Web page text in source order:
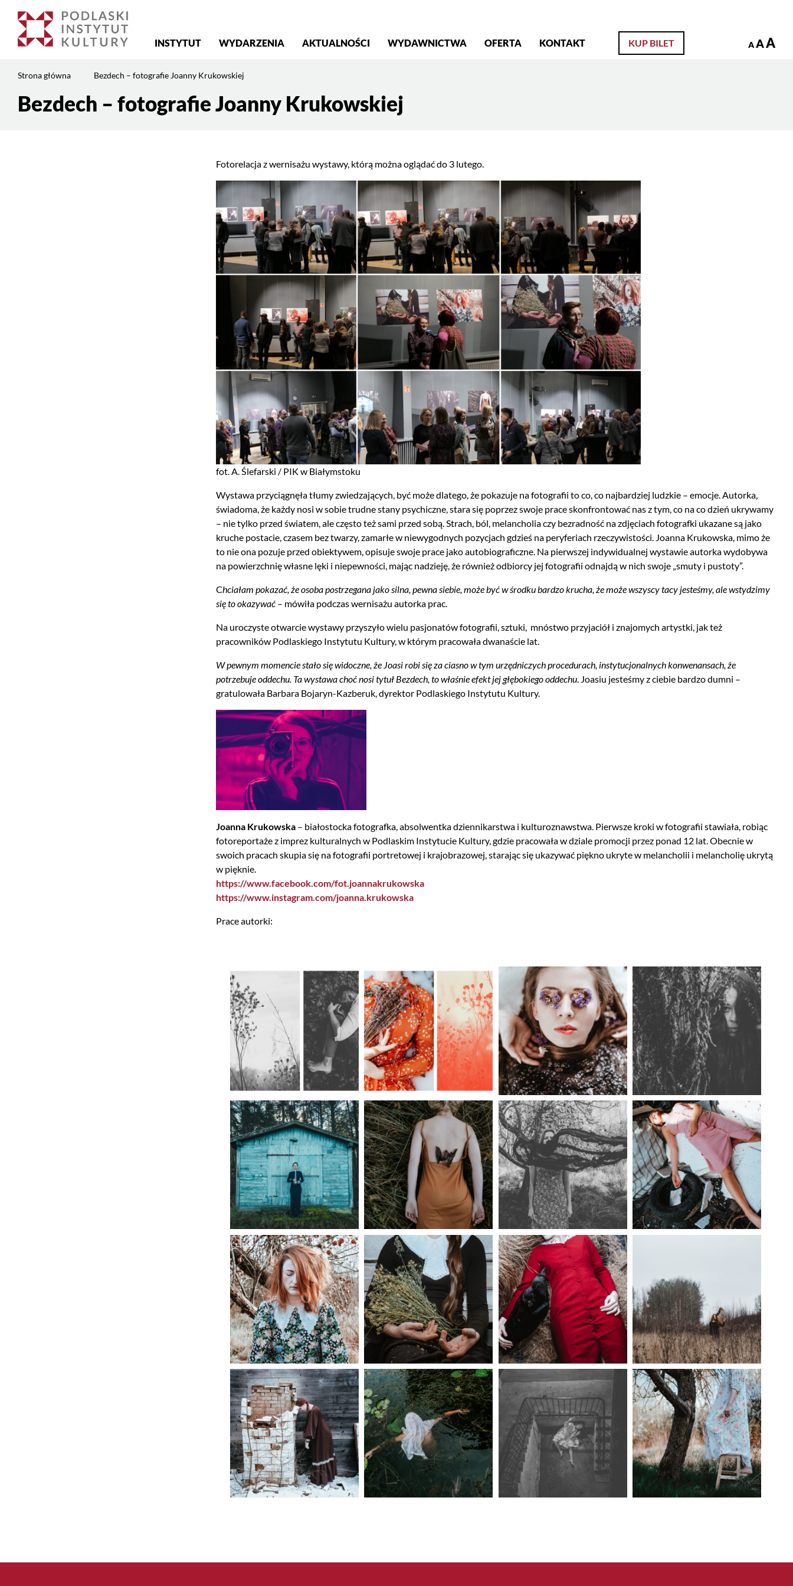
stronie:
Bezdech
główne
INSTYTUT WYDARZENIA AKTUALNOŚCI WYDAWNICTWA OFERTA KONTAKT KUP BILET A AA
Strona główna Bezdech – fotografie Joanny Krukowskiej
Treść
stronyBezdech – fotografie Joanny Krukowskiej
Fotorelacja z wernisażu wystawy, którą można oglądać do 3 lutego.
fot. A. Ślefarski / PIK w Białymstoku
Wystawa przyciągnęła tłumy zwiedzających, być może dlatego, że pokazuje na fotografii to co, co najbardziej ludzkie – emocje. Autorka,
świadoma, że każdy nosi w sobie trudne stany psychiczne, stara się poprzez swoje prace skonfrontować nas z tym, co na co dzień ukrywamy
– nie tylko przed światem, ale często też sami przed sobą. Strach, ból, melancholia czy bezradność na zdjęciach fotografki ukazane są jako
kruche postacie, czasem bez twarzy, zamarłe w niewygodnych pozycjach gdzieś na peryferiach rzeczywistości. Joanna Krukowska, mimo że
to nie ona pozuje przed obiektywem, opisuje swoje prace jako autobiograficzne. Na pierwszej indywidualnej wystawie autorka wydobywa
na powierzchnię własne lęki i niepewności, mając nadzieję, że również odbiorcy jej fotografii odnajdą w nich swoje „smuty i pustoty”.
Chciałam pokazać, że osoba postrzegana jako silna, pewna siebie, może być w środku bardzo krucha, że może wszyscy tacy jesteśmy, ale wstydzimy
się to okazywać – mówiła podczas wernisażu autorka prac.
Na uroczyste otwarcie wystawy przyszyło wielu pasjonatów fotografii, sztuki, mnóstwo przyjaciół i znajomych artystki, jak też
pracowników Podlaskiego Instytutu Kultury, w którym pracowała dwanaście lat.
W pewnym momencie stało się widoczne, że Joasi robi się za ciasno w tym urzędniczych procedurach, instytucjonalnych konwenansach, że
potrzebuje oddechu. Ta wystawa choć nosi tytuł Bezdech, to właśnie efekt jej głębokiego oddechu. Joasiu jesteśmy z ciebie bardzo dumni –
gratulowała Barbara Bojaryn-Kazberuk, dyrektor Podlaskiego Instytutu Kultury.
Joanna Krukowska – białostocka fotografka, absolwentka dziennikarstwa i kulturoznawstwa. Pierwsze kroki w fotografii stawiała, robiąc
fotoreportaże z imprez kulturalnych w Podlaskim Instytucie Kultury, gdzie pracowała w dziale promocji przez ponad 12 lat. Obecnie w
swoich pracach skupia się na fotografii portretowej i krajobrazowej, starając się ukazywać piękno ukryte w melancholii i melancholię ukrytą
w pięknie.
https://www.facebook.com/fot.joannakrukowska
https://www.instagram.com/joanna.krukowska
Prace autorki: